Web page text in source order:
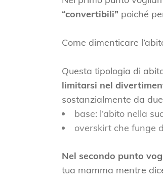
“convertibili” poiché
Come dimenticare
Questa tipologia di
limitarsi nel
sostanzialmente da
base: l’abito nella
overskirt che funge
Nel secondo punto
tua mamma mentre